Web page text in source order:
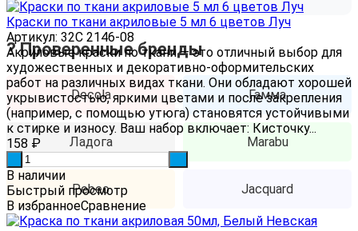
? Проверенные бренды
Decola Гамма
Ладога Marabu
Pebeo Jacquard
Краски по ткани акриловые 5 мл 6 цветов Луч
Артикул: 32С 2146-08
Акриловые краски по ткани — это отличный выбор для
художественных и декоративно-оформительских
работ на различных видах ткани. Они обладают хорошей
укрывистостью, яркими цветами и после закрепления
(например, с помощью утюга) становятся устойчивыми
к стирке и износу. Ваш набор включает: Кисточку...
158 ₽
В наличии
Быстрый просмотр
В избранноеСравнение